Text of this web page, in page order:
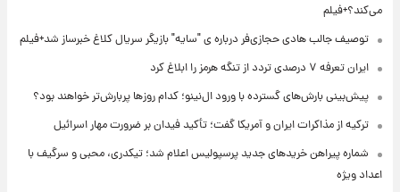
می‌کند؟+فیلم
توصیف جالب هادی حجازی‌فر درباره ی "سایه" بازیگر سریال کلاغ خبرساز شد+فیلم
ایران تعرفه ۷ درصدی تردد از تنگه هرمز را ابلاغ کرد
پیش‌بینی بارش‌های گسترده با ورود ال‌نینو؛ کدام روزها پربارش‌تر خواهند بود؟
ترکیه از مذاکرات ایران و آمریکا گفت؛ تأکید فیدان بر ضرورت مهار اسرائیل
شماره پیراهن خریدهای جدید پرسپولیس اعلام شد؛ تیکدری، محبی و سرگیف با
اعداد ویژه